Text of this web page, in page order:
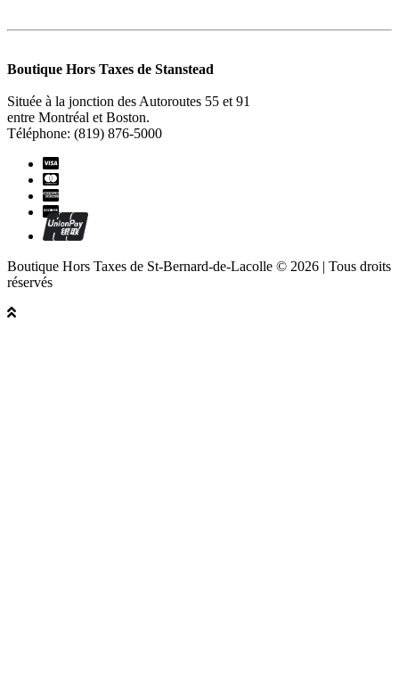
Boutique Hors Taxes de Stanstead
Située à la jonction des Autoroutes 55 et 91
entre Montréal et Boston.
Téléphone: (819) 876-5000
Boutique Hors Taxes de St-Bernard-de-Lacolle © 2026 | Tous droits
réservés